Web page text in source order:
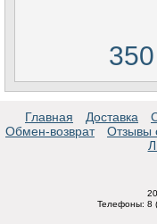
350
Главная Доставка
Обмен-возврат
Отзывы
Телефоны: 8